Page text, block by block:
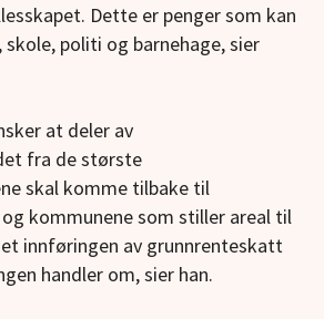
Dette er penger som kan
skole, politi og barnehage, sier
at deler av
fra de største
skal komme tilbake til
kommunene som stiller areal til
innføringen av grunnrenteskatt
handler om, sier han.